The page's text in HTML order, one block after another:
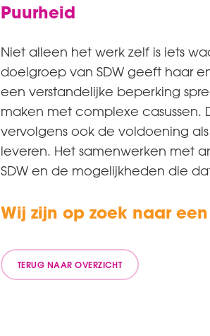
Puurheid
Niet alleen het werk zelf is iets
doelgroep van SDW geeft haar
een verstandelijke beperking
maken met complexe
vervolgens ook de voldoening
leveren. Het samenwerken met
SDW en de mogelijkheden die
Wij zijn op zoek naar
TERUG NAAR OVERZICHT